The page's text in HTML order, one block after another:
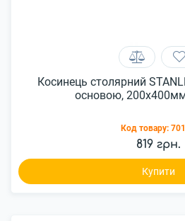
Косинець столярний
основою,
Код товару:
819 грн.
Купити